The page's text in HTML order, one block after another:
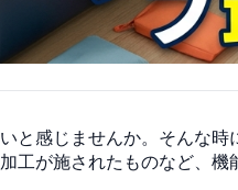
と感じませんか。そんな
が施されたものなど、機